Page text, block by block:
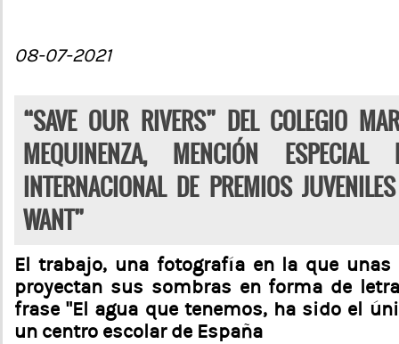
08-07-2021
“SAVE OUR RIVERS” DEL COLEGIO
MEQUINENZA, MENCIÓN ESPECIAL
INTERNACIONAL DE PREMIOS
WANT”
El trabajo, una fotografía en la que
proyectan sus sombras en forma de
frase “El agua que tenemos, ha sido el
un centro escolar de España